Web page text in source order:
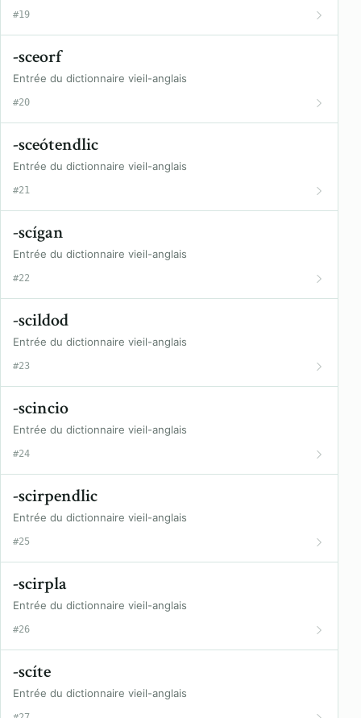
#19
-sceorf
Entrée du dictionnaire vieil-anglais
#20
-sceótendlic
Entrée du dictionnaire vieil-anglais
#21
-scígan
Entrée du dictionnaire vieil-anglais
#22
-scildod
Entrée du dictionnaire vieil-anglais
#23
-scincio
Entrée du dictionnaire vieil-anglais
#24
-scirpendlic
Entrée du dictionnaire vieil-anglais
#25
-scirpla
Entrée du dictionnaire vieil-anglais
#26
-scíte
Entrée du dictionnaire vieil-anglais